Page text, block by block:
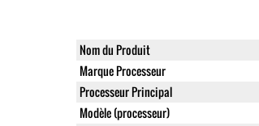
Nom du Produit
Marque Processeur
Processeur Principal
Modèle (processeur)